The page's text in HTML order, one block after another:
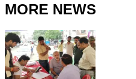
MORE NEWS